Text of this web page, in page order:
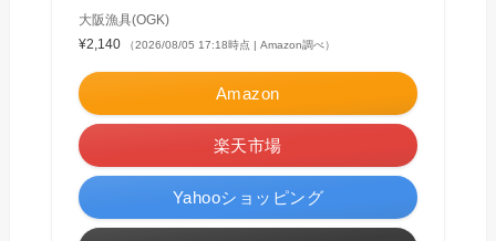
大阪漁具(OGK)
¥2,140
（2026/08/05 17:18時点 | Amazon調べ）
Amazon
楽天市場
Yahooショッピング